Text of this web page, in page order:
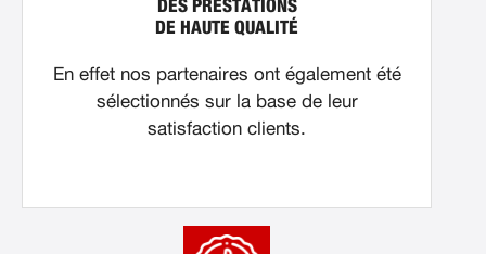
DES PRESTATIONS
DE HAUTE QUALITÉ
En effet nos partenaires ont également été
sélectionnés sur la base de leur
satisfaction clients.